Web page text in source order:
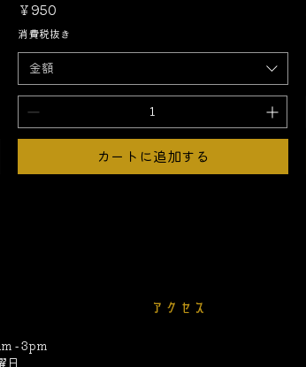
価格
￥950
消費税抜き
金額
カートに追加する
- 3pm
日
アクセス